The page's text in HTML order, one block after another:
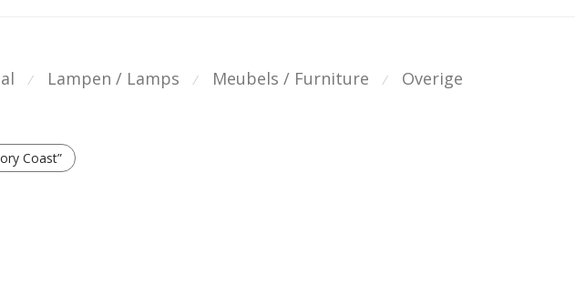
⁄ Lampen / Lamps ⁄ Meubels / Furniture ⁄ Overige
Coast”